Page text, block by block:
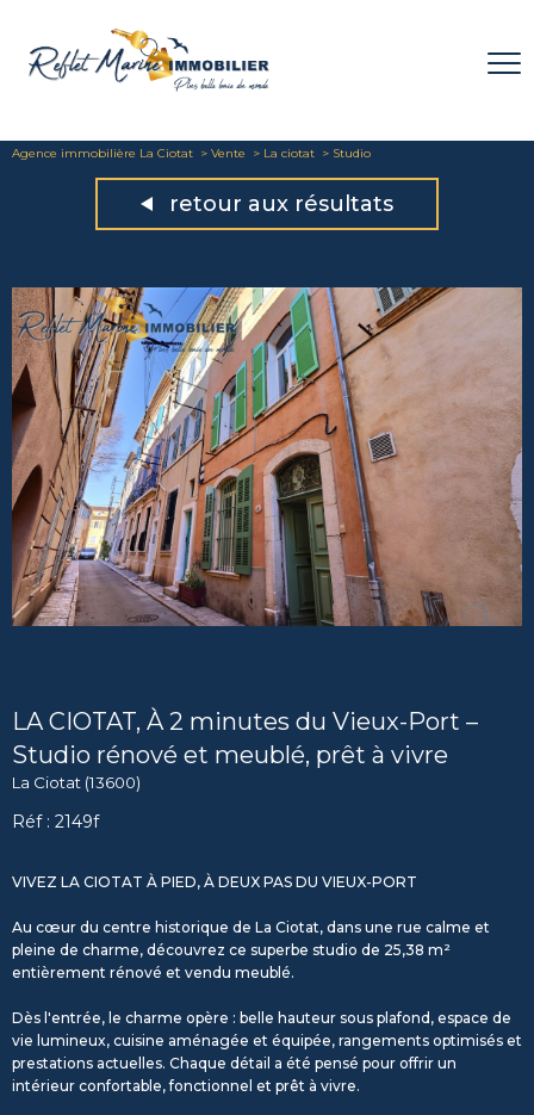
Agence immobilière La Ciotat Vente La ciotat Studio
retour aux résultats
LA CIOTAT, À 2 minutes du Vieux-Port –
Studio rénové et meublé, prêt à vivre
La Ciotat (13600)
Réf : 2149f
VIVEZ LA CIOTAT À PIED, À DEUX PAS DU VIEUX-PORT
Au cœur du centre historique de La Ciotat, dans une rue calme et
pleine de charme, découvrez ce superbe studio de 25,38 m²
entièrement rénové et vendu meublé.
Dès l'entrée, le charme opère : belle hauteur sous plafond, espace de
vie lumineux, cuisine aménagée et équipée, rangements optimisés et
prestations actuelles. Chaque détail a été pensé pour offrir un
intérieur confortable, fonctionnel et prêt à vivre.